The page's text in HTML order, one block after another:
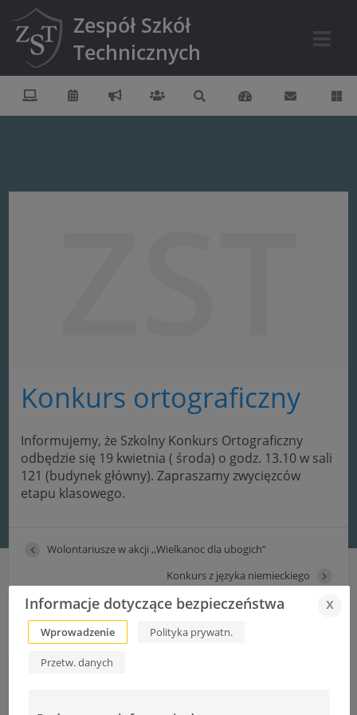
Zespół Szkół
Technicznych
Konkurs ortograficzny
Informujemy, że Szkolny Konkurs Ortograficzny
odbędzie się 19 kwietnia ( środa) o godz. 13.10 w sali
121 (budynek główny). Zapraszamy zwycięzców
etapu klasowego.
Wolontariusze w akcji ,,Wielkanoc dla ubogich”
Konkurs z języka niemieckiego
Informacje dotyczące bezpieczeństwa x
Wprowadzenie Polityka prywatn.
Przetw. danych